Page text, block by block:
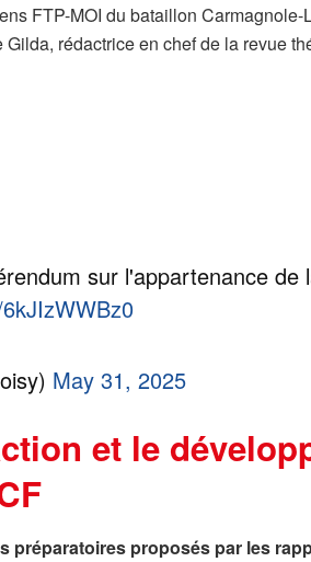
FTP-MOI du bataillon
rédactrice en chef de la revue
sur l'appartenance de
May 31, 2025
et le
préparatoires proposés par les